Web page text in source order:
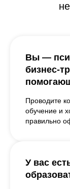
Вы —
бизнес-
Проводите
обучение и
правильно
У вас